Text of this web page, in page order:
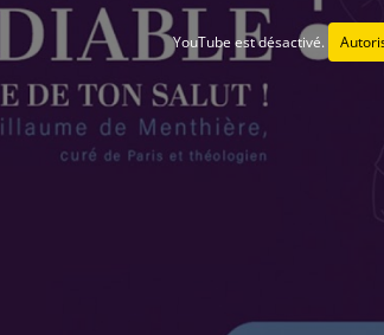
YouTube est désactivé.